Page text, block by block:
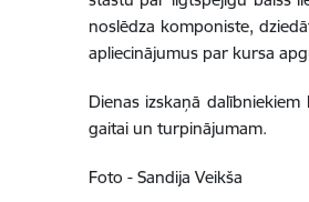
noslēdza komponiste,
apliecinājumus par kursa
Dienas izskaņā
gaitai un turpinājumam.
Foto - Sandija Veikša